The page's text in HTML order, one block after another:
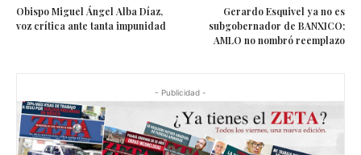
Obispo Miguel Ángel Alba Díaz,
voz crítica ante tanta impunidad
Gerardo Esquivel ya no es
subgobernador de BANXICO;
AMLO no nombró reemplazo
- Publicidad -